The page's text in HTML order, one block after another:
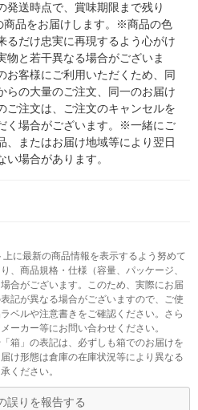
発送時点で、賞味期限まで残り
商品をお届けします。※商品の色
るだけ忠実に再現するよう心がけ
物と若干異なる場合がございま
客様にご利用いただくため、同
らの大量のご注文、同一のお届け
ご注文は、ご注文のキャンセルを
く場合がございます。※一緒にご
、またはお届け地域等により翌日
い場合があります。
に最新の商品情報を表示するよう努めて
、商品規格・仕様（容量、パッケージ、
合がございます。このため、実際にお届
記が異なる場合がございますので、ご使
ベルや注意書きをご確認ください。さら
ーカー等にお問い合わせください。
箱」の表記は、必ずしも箱でのお届けを
け形態は倉庫の在庫状況等により異なる
ください。
誤りを報告する